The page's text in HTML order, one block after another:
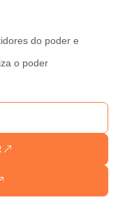
do poder e
o poder